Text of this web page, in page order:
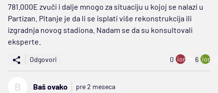
781.000E zvuči i dalje mnogo za situaciju u kojoj se nalazi u
Partizan. Pitanje je da li se isplati više rekonstrukcija ili
izgradnja novog stadiona. Nadam se da su konsultovali
eksperte.
Odgovori 0 ion:minus
6
B Baš ovako pre 2 meseca